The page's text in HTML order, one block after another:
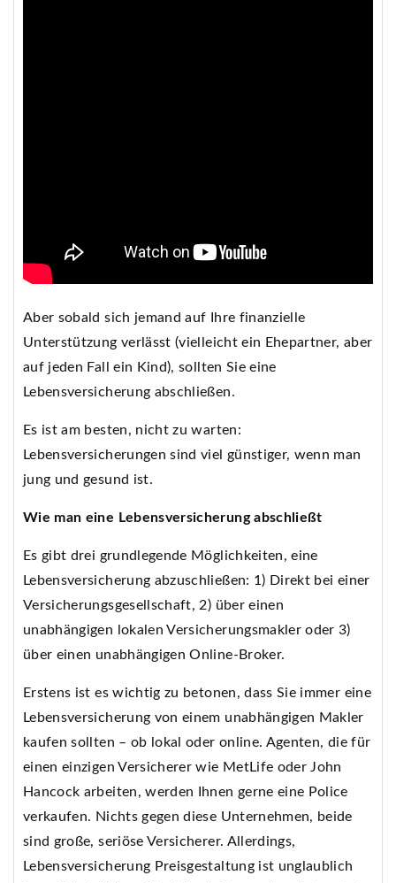
Aber sobald sich jemand auf Ihre finanzielle
Unterstützung verlässt (vielleicht ein Ehepartner, aber
auf jeden Fall ein Kind), sollten Sie eine
Lebensversicherung abschließen.
Es ist am besten, nicht zu warten:
Lebensversicherungen sind viel günstiger, wenn man
jung und gesund ist.
Wie man eine Lebensversicherung abschließt
Es gibt drei grundlegende Möglichkeiten, eine
Lebensversicherung abzuschließen: 1) Direkt bei einer
Versicherungsgesellschaft, 2) über einen
unabhängigen lokalen Versicherungsmakler oder 3)
über einen unabhängigen Online-Broker.
Erstens ist es wichtig zu betonen, dass Sie immer eine
Lebensversicherung von einem unabhängigen Makler
kaufen sollten – ob lokal oder online. Agenten, die für
einen einzigen Versicherer wie MetLife oder John
Hancock arbeiten, werden Ihnen gerne eine Police
verkaufen. Nichts gegen diese Unternehmen, beide
sind große, seriöse Versicherer. Allerdings,
Lebensversicherung Preisgestaltung ist unglaublich